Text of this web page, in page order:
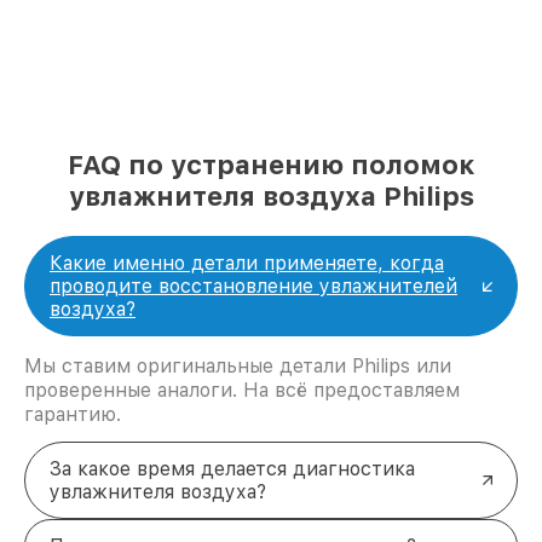
FAQ по устранению поломок
увлажнителя воздуха Philips
Какие именно детали применяете, когда
проводите восстановление увлажнителей
воздуха?
Мы ставим оригинальные детали Philips или
проверенные аналоги. На всё предоставляем
гарантию.
За какое время делается диагностика
увлажнителя воздуха?